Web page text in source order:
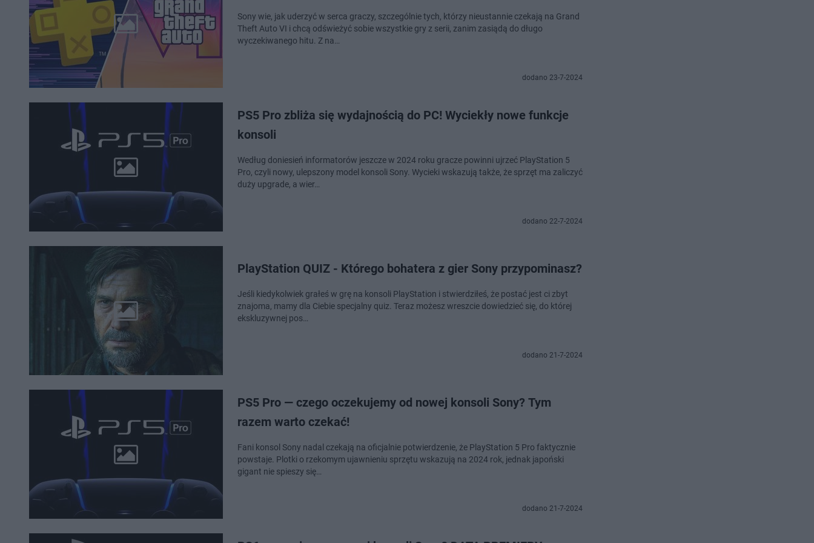
Sony wie, jak uderzyć w serca graczy, szczególnie tych, którzy nieustannie czekają na Grand
Theft Auto VI i chcą odświeżyć sobie wszystkie gry z serii, zanim zasiądą do długo
wyczekiwanego hitu. Z na…
dodano 23-7-2024
PS5 Pro zbliża się wydajnością do PC! Wyciekły nowe funkcje
konsoli
Według doniesień informatorów jeszcze w 2024 roku gracze powinni ujrzeć PlayStation 5
Pro, czyli nowy, ulepszony model konsoli Sony. Wycieki wskazują także, że sprzęt ma zaliczyć
duży upgrade, a wier…
dodano 22-7-2024
PlayStation QUIZ - Którego bohatera z gier Sony przypominasz?
Jeśli kiedykolwiek grałeś w grę na konsoli PlayStation i stwierdziłeś, że postać jest ci zbyt
znajoma, mamy dla Ciebie specjalny quiz. Teraz możesz wreszcie dowiedzieć się, do której
ekskluzywnej pos…
dodano 21-7-2024
PS5 Pro — czego oczekujemy od nowej konsoli Sony? Tym
razem warto czekać!
Fani konsol Sony nadal czekają na oficjalnie potwierdzenie, że PlayStation 5 Pro faktycznie
powstaje. Plotki o rzekomym ujawnieniu sprzętu wskazują na 2024 rok, jednak japoński
gigant nie spieszy się…
dodano 21-7-2024